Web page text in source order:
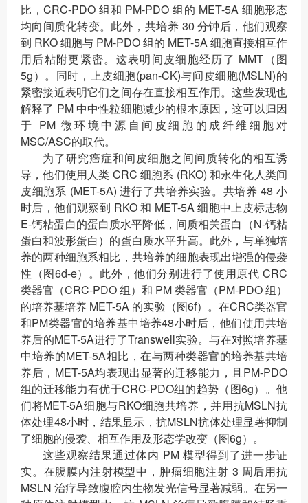
比，CRC-PDO 组和 PM-PDO 组的 MET-5A 细胞形态
均向间质化转变。此外，共培养 30 分钟后，他们观察
到 RKO 细胞与 PM-PDO 组的 MET-5A 细胞直接相互作
用后粘附更紧密。这表明间皮细胞经历了 MMT（图
5g）。同时，上皮细胞(pan-CK)与间皮细胞(MSLN)的
紧密接近表明它们之间存在直接相互作用。这些发现也
解释了 PM 中中性粒细胞减少的根本原因，这可以归因
于 PM 微环境中源自间皮细胞的成纤维细胞对
MSC/ASC的取代。
为了研究癌症和间皮细胞之间间质转化的相互诱
导，他们使用人类 CRC 细胞系 (RKO) 和永生化人类间
皮细胞系 (MET-5A) 进行了共培养实验。共培养 48 小
时后，他们观察到 RKO 和 MET-5A 细胞中上皮标志物
E-钙粘蛋白的蛋白质水平降低，间质相关蛋白（N-钙粘
蛋白和波形蛋白）的蛋白质水平升高。此外，与单独培
养的两种细胞系相比，共培养的细胞表现出增强的侵袭
性（图6d-e）。此外，他们分别进行了使用原代 CRC
类器官（CRC-PDO 组）和 PM 类器官（PM-PDO 组）
的培养基培养 MET-5A 的实验（图6f）。在CRC类器官
和PM类器官的培养基中培养48小时后，他们使用共培
养后的MET-5A进行了Transwell实验。与在对照培养基
中培养的MET-5A相比，在与两种类器官的培养基共培
养后，MET-5A均表现出显著的迁移能力，且PM-PDO
组的迁移能力有优于CRC-PDO组的趋势（图6g）。他
们将MET-5A细胞与RKO细胞共培养，并用抗MSLN抗
体处理48小时，结果显示，抗MSLN抗体处理显著抑制
了细胞的侵袭、相互作用及形态学改变（图6g）。
这些观察结果通过体内 PM 模型得到了进一步证
实。在腹膜内注射模型中，肿瘤细胞注射 3 周后用抗
MSLN 治疗导致腹腔内生物发光信号显著减弱。在另一